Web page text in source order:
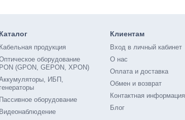
Каталог
Кабельная продукция
оборудование
PON (GPON, GEPON, XPON)
ИБП,
генераторы
Пассивное оборудование
Видеонаблюдение
Клиентам
Вход в личный кабинет
О нас
Оплата и доставка
Обмен и возврат
Контактная информация
Блог